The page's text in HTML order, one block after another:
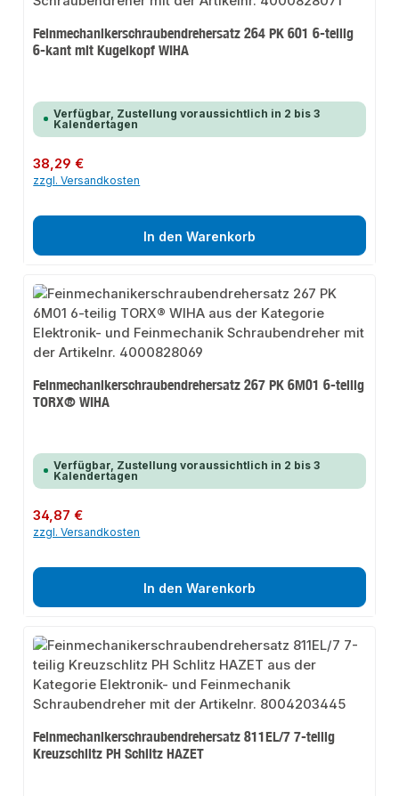
Feinmechanikerschraubendrehersatz 264 PK 601 6-teilig
6-kant mit Kugelkopf WIHA
Verfügbar, Zustellung voraussichtlich in 2 bis 3
Kalendertagen
Regulärer Preis:
38,29 €
zzgl. Versandkosten
In den Warenkorb
Feinmechanikerschraubendrehersatz 267 PK 6M01 6-teilig
TORX® WIHA
Verfügbar, Zustellung voraussichtlich in 2 bis 3
Kalendertagen
Regulärer Preis:
34,87 €
zzgl. Versandkosten
In den Warenkorb
Feinmechanikerschraubendrehersatz 811EL/7 7-teilig
Kreuzschlitz PH Schlitz HAZET